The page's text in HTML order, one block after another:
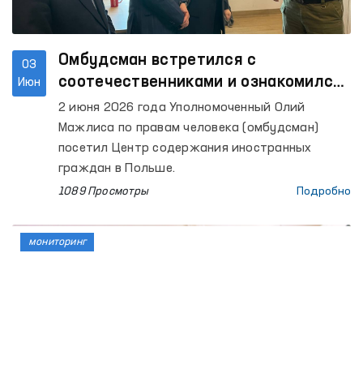
03
Июн
Омбудсман встретился с
соотечественниками и ознакомился
с условиями содержания в Центре
содержания иностранных граждан в
Польше
2 июня 2026 года Уполномоченный Олий
Мажлиса по правам человека (омбудсман)
посетил Центр содержания иностранных
граждан в Польше.
1089 Просмотры Подробно
мониторинг